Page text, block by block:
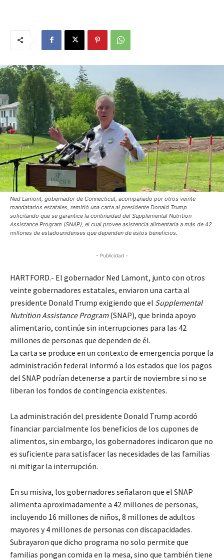
Ned Lamont, gobernador de Connecticut, acompañado por otros veinte
mandatarios estatales, remitió una carta al presidente Donald Trump
solicitando que se garantice la continuidad del Supplemental Nutrition
Assistance Program (SNAP), el cual provee asistencia alimentaria a más de 42
millones de estadounidenses que dependen de estos beneficios.
- Publicidad -
HARTFORD.- El gobernador Ned Lamont, junto con otros
veinte gobernadores estatales, enviaron una carta al
presidente Donald Trump exigiendo que el Supplemental
Nutrition Assistance Program(SNAP), que brinda apoyo
alimentario, continúe sin interrupciones para las 42
millones de personas que dependen de él.
La carta se produce en un contexto de emergencia porque la
administración federal informó a los estados que los pagos
del SNAP podrían detenerse a partir de noviembre si no se
liberan los fondos de contingencia existentes.
La administración del presidente Donald Trump acordó
financiar parcialmente los beneficios de los cupones de
alimentos, sin embargo, los gobernadores indicaron que no
es suficiente para satisfacer las necesidades de las familias
ni mitigar la interrupción.
En su misiva, los gobernadores señalaron que el SNAP
alimenta aproximadamente a 42 millones de personas,
incluyendo 16 millones de niños, 8 millones de adultos
mayores y 4 millones de personas con discapacidades.
Subrayaron que dicho programa no solo permite que
familias pongan comida en la mesa, sino que también tiene